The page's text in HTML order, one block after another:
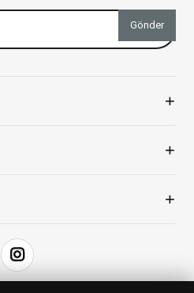
Gönder
+
+
+